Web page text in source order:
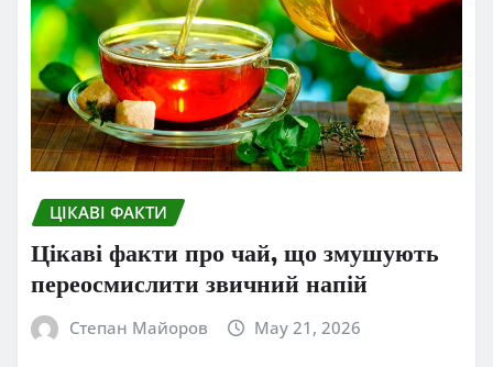
ЦІКАВІ ФАКТИ
Цікаві факти про чай, що змушують
переосмислити звичний напій
Степан Майоров May 21, 2026